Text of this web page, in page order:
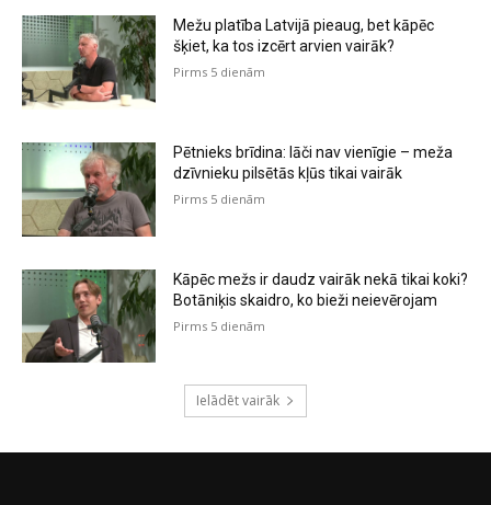
Mežu platība Latvijā pieaug, bet kāpēc
šķiet, ka tos izcērt arvien vairāk?
Pirms 5 dienām
Pētnieks brīdina: lāči nav vienīgie – meža
dzīvnieku pilsētās kļūs tikai vairāk
Pirms 5 dienām
Kāpēc mežs ir daudz vairāk nekā tikai koki?
Botāniķis skaidro, ko bieži neievērojam
Pirms 5 dienām
Ielādēt vairāk